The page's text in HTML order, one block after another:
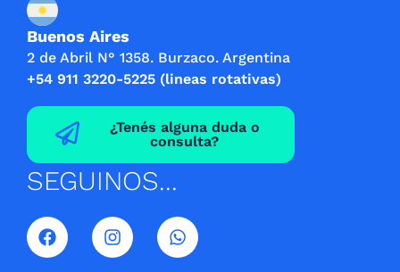
Buenos Aires
2 de Abril N° 1358. Burzaco. Argentina
+54 911 3220-5225 (lineas rotativas)
¿Tenés alguna duda o
consulta?
SEGUINOS...
F
a
c
I
n
s
W
h
a